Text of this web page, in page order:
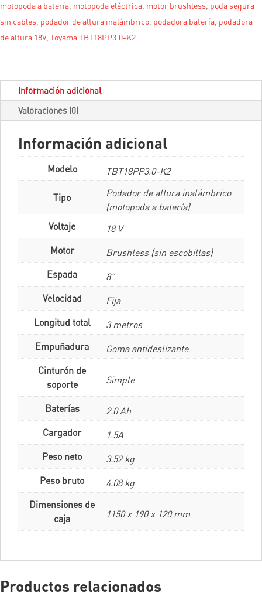
motopoda a batería motopoda eléctrica motor brushless poda segura
sin cables podador de altura inalámbrico podadora batería podadora
de altura 18V, Toyama TBT18PP3.0-K2
Información adicional
Valoraciones (0)
Información adicional
Modelo TBT18PP3.0-K2
Tipo
Podador de altura inalámbrico
(motopoda a batería)
Voltaje
18 V
Motor
Brushless (sin escobillas)
Espada
8"
Velocidad
Fija
Longitud total
3 metros
Empuñadura
Goma antideslizante
Cinturón de
soporte
Simple
Baterías
2.0 Ah
Cargador
1.5A
Peso neto
3.52 kg
Peso bruto
4.08 kg
Dimensiones de
caja
1150 x 190 x 120 mm
Productos relacionados